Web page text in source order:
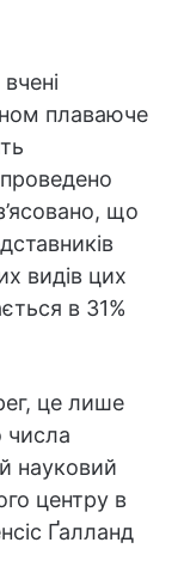
плаваюче
що
видів цих
в 31%
це лише
числа
науковий
центру в
Ґалланд